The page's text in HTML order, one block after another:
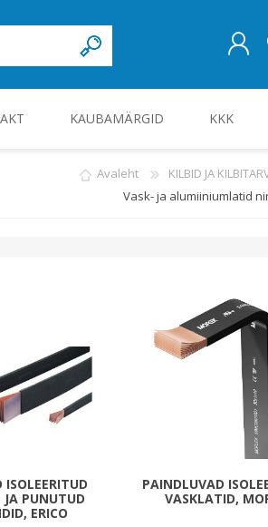
KILBID JA KILBITARVIKUD
süvispaigaldus
aluspaigaldus
süvispaigaldus
KAUBAMÄRGID KKK
Avaleht
KILBID JA
Vask- ja alumiiniumlatid
PUNUTUD
ERICO
PAINDLUVAD
VASKLATID,